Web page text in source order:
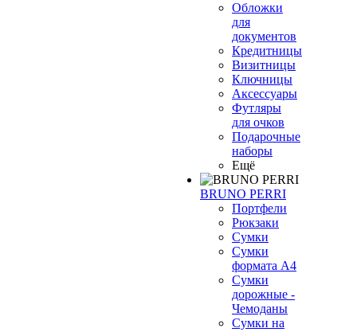
Обложки
для
документов
Кредитницы
Визитницы
Ключницы
Аксессуары
Футляры
для очков
Подарочные
наборы
Ещё
BRUNO PERRI
Портфели
Рюкзаки
Сумки
Сумки
формата А4
Сумки
дорожные -
Чемоданы
Сумки на